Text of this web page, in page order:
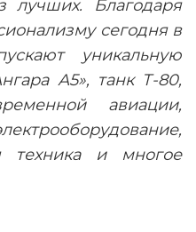
лучших. Благодаря
сегодня в
уникальную
А5», танк Т-80,
авиации,
техника и многое